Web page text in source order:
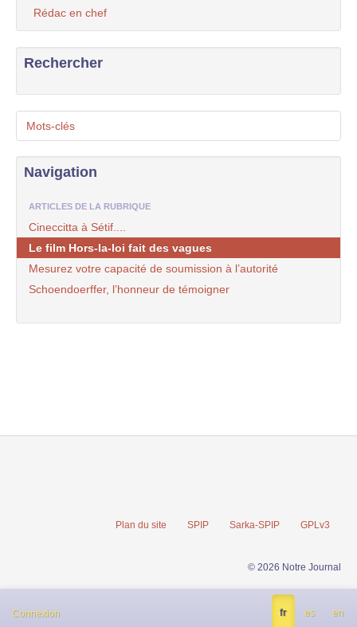
Rédac en chef
Rechercher
Mots-clés
Navigation
ARTICLES DE LA RUBRIQUE
Cineccitta à Sétif....
Le film Hors-la-loi fait des vagues
Mesurez votre capacité de soumission à l’autorité
Schoendoerffer, l’honneur de témoigner
Plan du site SPIP Sarka-SPIP GPLv3
© 2026 Notre Journal
Connexion fr es en